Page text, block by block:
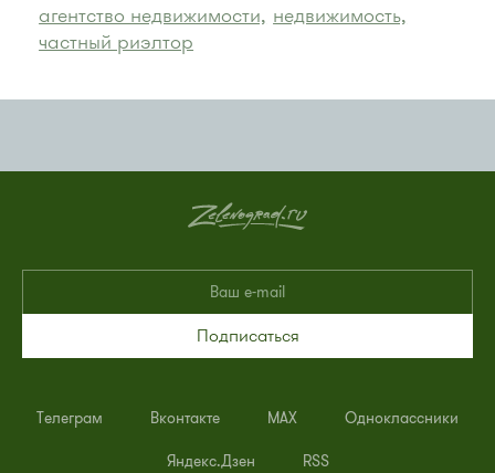
агентство недвижимости, недвижимость,
частный риэлтор
Подписаться
Телеграм Вконтакте MAX Одноклассники
Яндекс.Дзен RSS